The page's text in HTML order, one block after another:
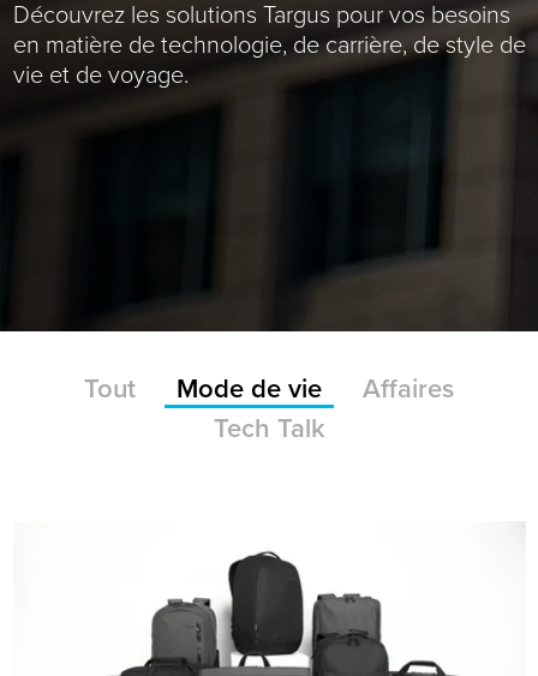
Découvrez les solutions Targus pour vos besoins
en matière de technologie, de carrière, de style de
vie et de voyage.
Tout Mode de vie
Affaires
Tech Talk